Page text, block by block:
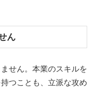
ん
せん。本業のスキルを
つことも、立派な攻め